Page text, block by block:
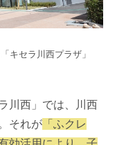
キセラ川西プラザ」
川西」では、川西
それが 「ふクレ